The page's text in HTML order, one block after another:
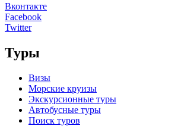
Вконтакте
Facebook
Twitter
Туры
Визы
Морские круизы
Экскурсионные туры
Автобусные туры
Поиск туров